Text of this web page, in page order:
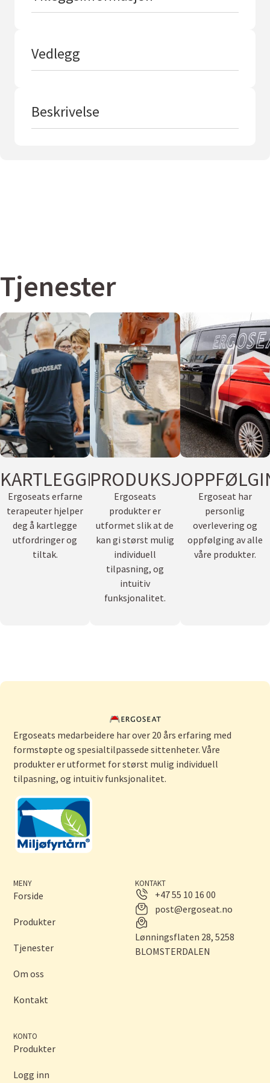
Vedlegg
Beskrivelse
Tjenester
KARTLEGGING
Ergoseats erfarne
terapeuter hjelper
deg å kartlegge
utfordringer og
tiltak.
PRODUKSJON
Ergoseats
produkter er
utformet slik at de
kan gi størst mulig
individuell
tilpasning, og
intuitiv
funksjonalitet.
Ergoseat har
personlig
overlevering og
oppfølging av alle
våre produkter.
Ergoseats medarbeidere har over 20 års erfaring med
formstøpte og spesialtilpassede sittenheter. Våre
produkter er utformet for størst mulig individuell
tilpasning, og intuitiv funksjonalitet.
MENY
Forside
Produkter
Tjenester
Om oss
Kontakt
KONTAKT
+47 55 10 16 00
post@ergoseat.no
Lønningsflaten 28, 5258
BLOMSTERDALEN
KONTO
Produkter
Logg inn